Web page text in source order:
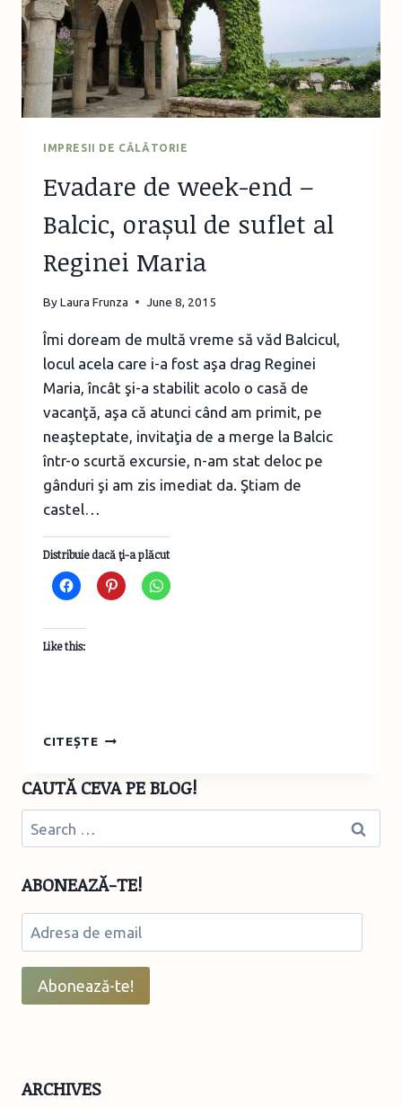
IMPRESII DE CĂLĂTORIE
Evadare de week-end –
Balcic, orașul de suflet al
Reginei Maria
ByLaura Frunza June 8, 2015
Îmi doream de multă vreme să văd Balcicul,
locul acela care i-a fost aşa drag Reginei
Maria, încât şi-a stabilit acolo o casă de
vacanţă, aşa că atunci când am primit, pe
neaşteptate, invitaţia de a merge la Balcic
într-o scurtă excursie, n-am stat deloc pe
gânduri şi am zis imediat da. Ştiam de
castel…
Distribuie dacă ţi-a plăcut
Like this:
CITEȘTEEVADARE
END
–
ORAȘUL
SUFLET
REGINEI
CAUTĂ CEVA PE BLOG!
Search
for:
ABONEAZĂ-TE!
Adresa
de
email
Abonează-te!
ARCHIVES